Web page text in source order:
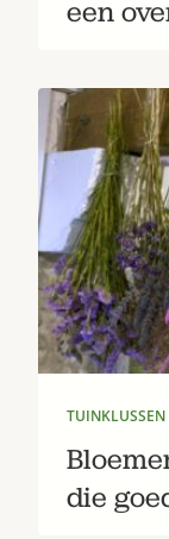
een
TUINKLUSSEN
die